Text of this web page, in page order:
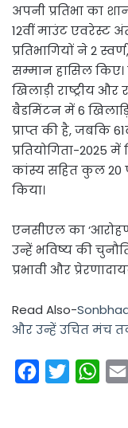
अपनी प्रतिभा का
12वीं माउंट एवरेस्ट
प्रतिभागियों ने 2
सम्मान हासिल
खिलाड़ी राष्ट्रीय
बैडमिंटन में 6
प्राप्त की है, जबकि
प्रतियोगिता-2025
कांस्य सहित कुल
किया।
एनसीएल का
उन्हें भविष्य की
प्रभावी और
Read Also-
और उन्हें उचित मंच
W